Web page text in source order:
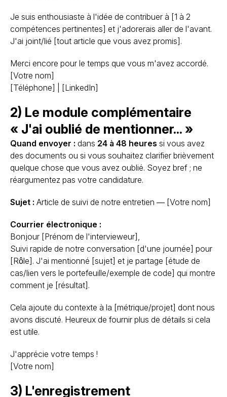
Je suis enthousiaste à l'idée de contribuer à [1 à 2
compétences pertinentes] et j'adorerais aller de l'avant.
J'ai joint/lié [tout article que vous avez promis].
Merci encore pour le temps que vous m'avez accordé.
[Votre nom]
[Téléphone] | [LinkedIn]
2) Le module complémentaire
« J'ai oublié de mentionner... »
Quand envoyer : dans 24 à 48 heures si vous avez
des documents ou si vous souhaitez clarifier brièvement
quelque chose que vous avez oublié. Soyez bref ; ne
réargumentez pas votre candidature.
Sujet : Article de suivi de notre entretien — [Votre nom]
Courrier électronique :
Bonjour [Prénom de l'intervieweur],
Suivi rapide de notre conversation [d'une journée] pour
[Rôle]. J'ai mentionné [sujet] et je partage [étude de
cas/lien vers le portefeuille/exemple de code] qui montre
comment je [résultat].
Cela ajoute du contexte à la [métrique/projet] dont nous
avons discuté. Heureux de fournir plus de détails si cela
est utile.
J'apprécie votre temps !
[Votre nom]
3) L'enregistrement